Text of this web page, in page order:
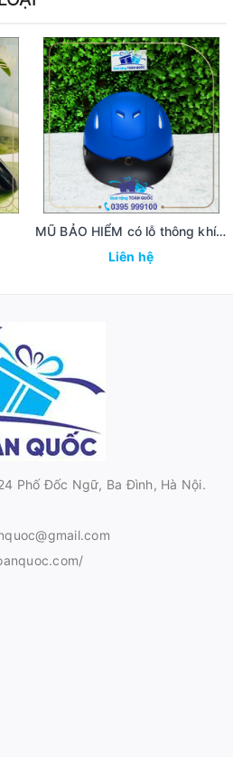
MŨ BẢO HIỂM có lỗ thông khí - nón bảo hiểm cao cấp MBH44
Liên hệ
Phố Đốc Ngữ, Ba Đình, Hà Nội.